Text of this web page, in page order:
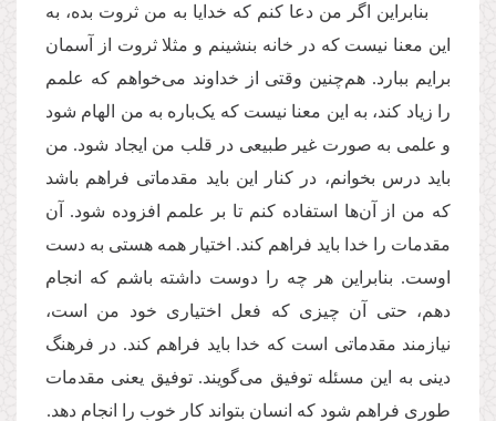
بنابراین اگر من دعا کنم که خدایا به من ثروت بده،‌ به
این معنا نیست که در خانه بنشینم و مثلا ثروت از آسمان
برایم ببارد. هم‌چنین وقتی از خداوند می‌خواهم که علمم
را زیاد کند، به این معنا نیست که یک‌باره به من الهام شود
و علمی به صورت غیر طبیعی در قلب من ایجاد شود. من
باید درس بخوانم، در کنار این باید مقدماتی فراهم باشد
که من از آن‌ها استفاده کنم تا بر علمم افزوده شود. آن
مقدمات را خدا باید فراهم کند. اختیار همه هستی به دست
اوست. بنابراین هر چه را دوست داشته باشم که انجام
دهم، حتی آن چیزی که فعل اختیاری خود من است،
نیازمند مقدماتی است که خدا باید فراهم کند. در فرهنگ
دینی به این مسئله توفیق می‌گویند. توفیق یعنی مقدمات
طوری فراهم شود که انسان بتواند کار خوب را انجام دهد.